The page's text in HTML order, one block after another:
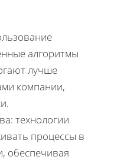
алгоритмы
лучше
компании,
технологии
процессы в
обеспечивая